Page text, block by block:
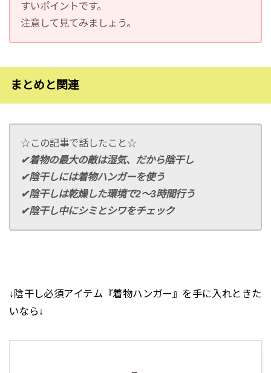
すいポイントです。
注意して見てみましょう。
まとめと関連
☆この記事で話したこと☆
✔︎着物の最大の敵は湿気、だから陰干し
✔︎陰干しには着物ハンガーを使う
✔︎陰干しは乾燥した環境で2〜3時間行う
✔︎陰干し中にシミとシワをチェック
↓陰干し必須アイテム『着物ハンガー』を手に入れときた
いなら↓